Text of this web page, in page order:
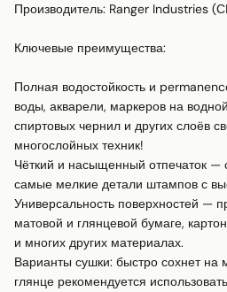
Производитель: Ranger Industries
Ключевые преимущества:
Полная водостойкость и
воды, акварели, маркеров на
спиртовых чернил и других слоёв
многослойных техник!
Чёткий и насыщенный отпечаток —
самые мелкие детали штампов с
Универсальность поверхностей —
матовой и глянцевой бумаге,
и многих других материалах.
Варианты сушки: быстро сохнет на
глянце рекомендуется